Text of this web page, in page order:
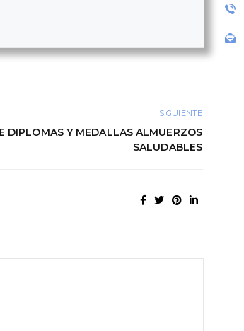
SIGUIENTE
DIPLOMAS Y MEDALLAS ALMUERZOS
SALUDABLES